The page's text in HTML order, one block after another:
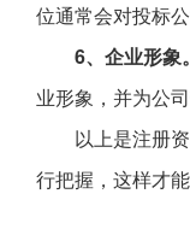
位通常会对投标
6、企业形象。
业形象，并为公
以上是注册
行把握，这样才